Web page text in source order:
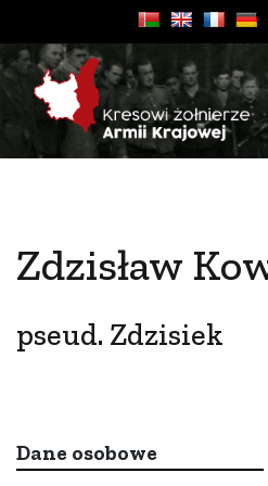
Zdzisław
pseud. Zdzisiek
Dane osobowe